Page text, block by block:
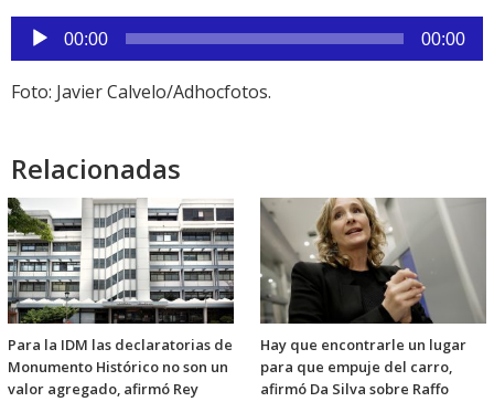
Reproductor
de
audio
00:00 00:00
Foto: Javier Calvelo/Adhocfotos.
Relacionadas
Para la IDM las declaratorias de
Monumento Histórico no son un
valor agregado, afirmó Rey
Hay que encontrarle un lugar
para que empuje del carro,
afirmó Da Silva sobre Raffo